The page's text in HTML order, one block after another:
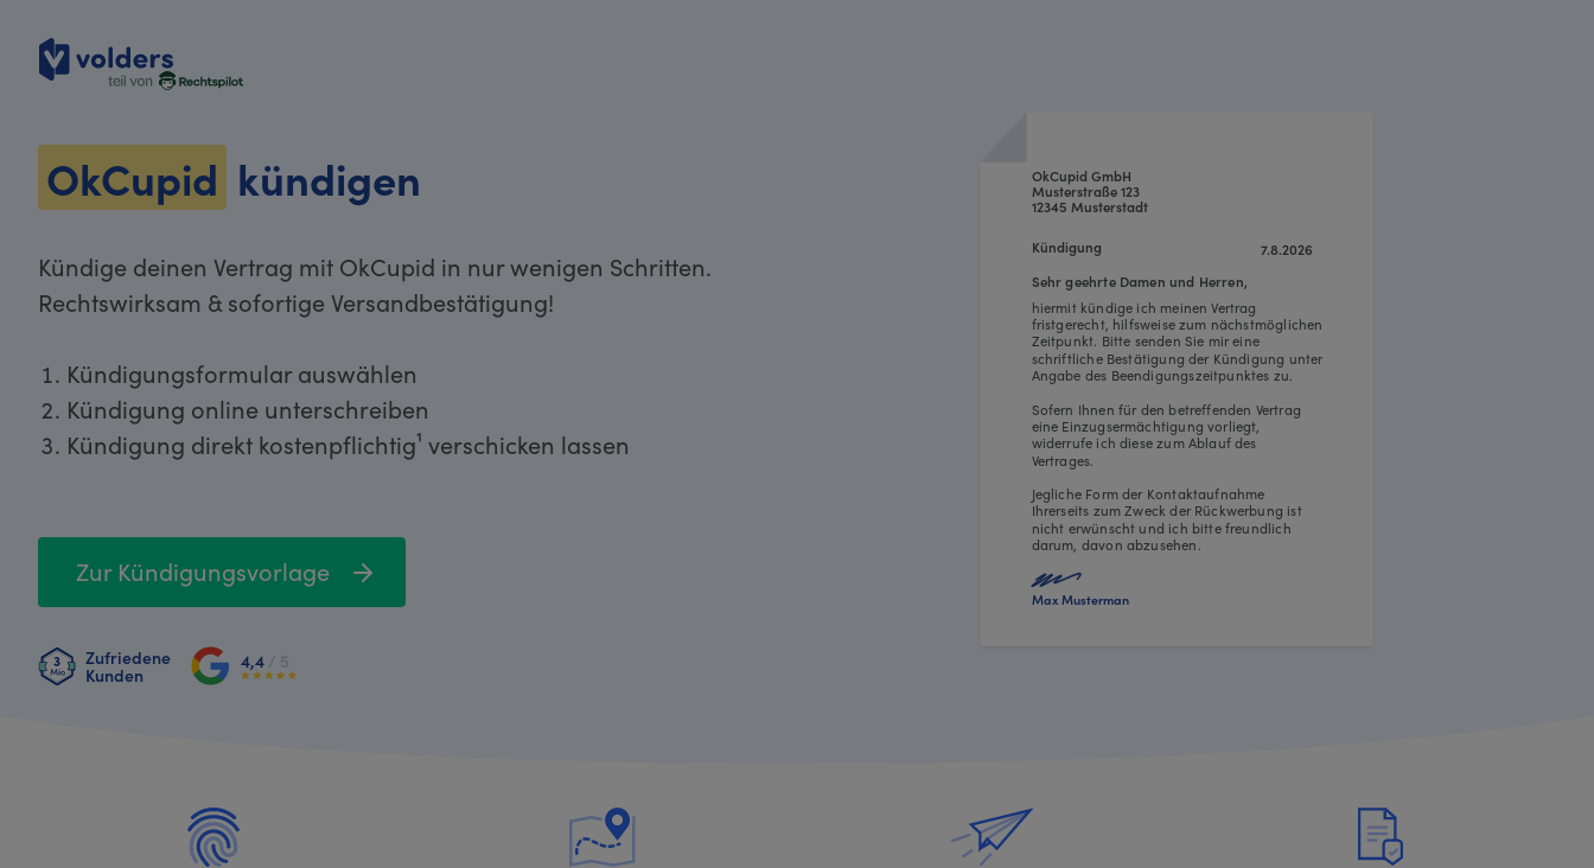
OkCupid kündigen
Kündige deinen Vertrag mit OkCupid in nur wenigen Schritten.
Rechtswirksam & sofortige Versandbestätigung!
Kündigungsformular auswählen
Kündigung online unterschreiben
Kündigung direkt kostenpflichtig¹ verschicken lassen
Zur Kündigungsvorlage
Zufriedene
Kunden
4,4 / 5
7.8.2026
OkCupid GmbH
Musterstraße 123
12345 Musterstadt
hiermit kündige ich meinen Vertrag
fristgerecht, hilfsweise zum nächstmöglichen
Zeitpunkt. Bitte senden Sie mir eine
schriftliche Bestätigung der Kündigung unter
Angabe des Beendigungszeitpunktes zu.
Sofern Ihnen für den betreffenden Vertrag
eine Einzugsermächtigung vorliegt,
widerrufe ich diese zum Ablauf des
Vertrages.
Jegliche Form der Kontaktaufnahme
Ihrerseits zum Zweck der Rückwerbung ist
nicht erwünscht und ich bitte freundlich
darum, davon abzusehen.
Sehr geehrte Damen und Herren,
Kündigung
Max Musterman